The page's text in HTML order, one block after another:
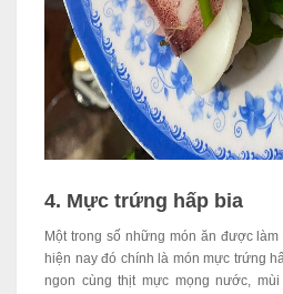
4. Mực trứng hấp bia
Một trong số những món ăn được
hiện nay đó chính là món mực trứng
ngon cùng thịt mực mọng nước,